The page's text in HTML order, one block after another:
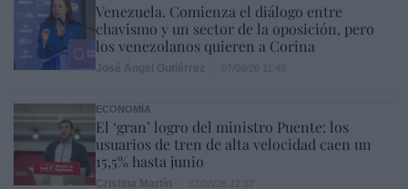
Venezuela. Comienza el diálogo entre
chavismo y un sector de la oposición, pero
los venezolanos quieren a Corina
ECONOMÍA
El ‘gran’ logro del ministro Puente: los
usuarios de tren de alta velocidad caen un
15,5% hasta junio